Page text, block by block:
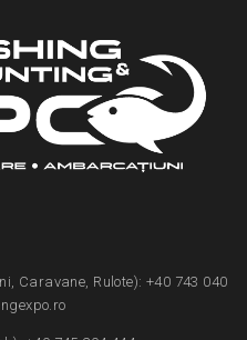
Caravane, Rulote): +40 743 040